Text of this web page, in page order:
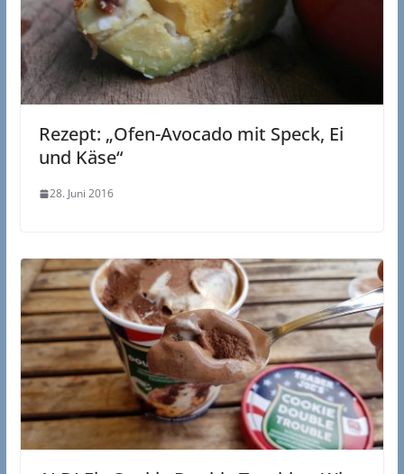
Rezept: „Ofen-Avocado mit Speck, Ei
und Käse“
28. Juni 2016